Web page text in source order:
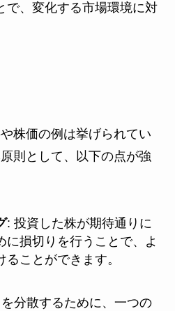
で、変化する市場環境に対
株価の例は挙げられてい
則として、以下の点が強
: 投資した株が期待通りに
に損切りを行うことで、よ
ることができます。
分散するために、一つの